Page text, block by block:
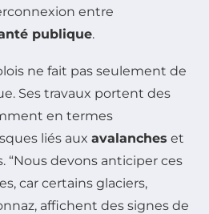
entre
publique.
ne fait pas seulement de
Ses travaux portent des
en termes
liés aux avalanches et
“Nous devons anticiper ces
car certains glaciers,
affichent des signes de